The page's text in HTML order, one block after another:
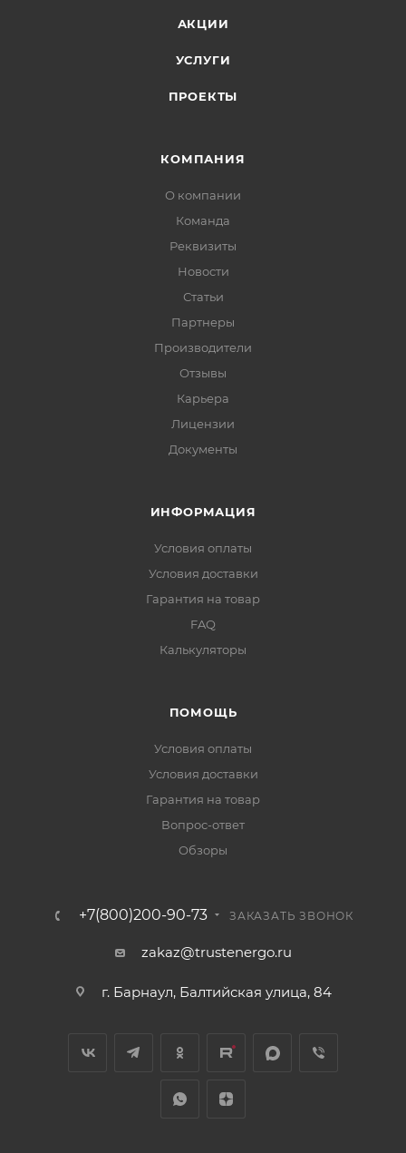
АКЦИИ
УСЛУГИ
ПРОЕКТЫ
КОМПАНИЯ
О компании
Команда
Реквизиты
Новости
Статьи
Партнеры
Производители
Отзывы
Карьера
Лицензии
Документы
ИНФОРМАЦИЯ
Условия оплаты
Условия доставки
Гарантия на товар
FAQ
Калькуляторы
ПОМОЩЬ
Условия оплаты
Условия доставки
Гарантия на товар
Вопрос-ответ
Обзоры
+7(800)200-90-73 ЗАКАЗАТЬ ЗВОНОК
zakaz@trustenergo.ru
г. Барнаул, Балтийская улица, 84